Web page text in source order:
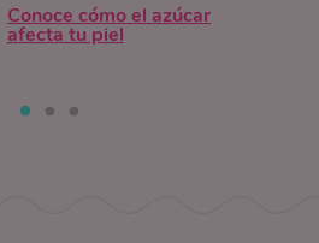
Conoce cómo el azúcar
afecta tu piel